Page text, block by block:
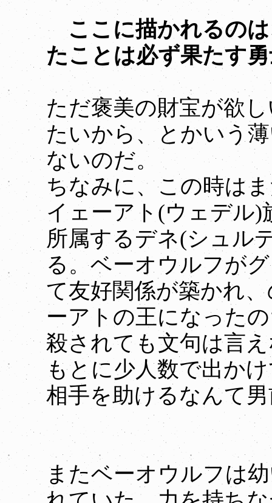
ここに描かれるの
たことは必ず果たす
ただ褒美の財宝が欲
たいから、とかいう
ないのだ。
ちなみに、この時は
イェーアト(ウェデル)
所属するデネ(シュル
る。ベーオウルフが
て友好関係が築かれ
ーアトの王になった
殺されても文句は言
もとに少人数で出か
相手を助けるなんて
またベーオウルフは